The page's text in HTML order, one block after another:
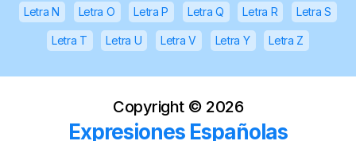
Letra N Letra O Letra P Letra Q Letra R Letra S
Letra T Letra U Letra V Letra Y Letra Z
Copyright © 2026
Expresiones Españolas